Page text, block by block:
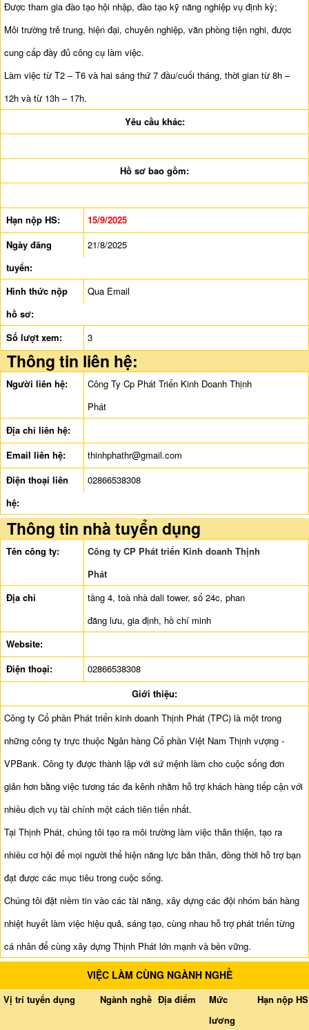
Được tham gia đào tạo hội nhập, đào tạo kỹ năng nghiệp vụ định kỳ;
Môi trường trẻ trung, hiện đại, chuyên nghiệp, văn phòng tiện nghi, được
cung cấp đầy đủ công cụ làm việc.
Làm việc từ T2 – T6 và hai sáng thứ 7 đầu/cuối tháng, thời gian từ 8h –
12h và từ 13h – 17h.
Yêu cầu khác:
Hồ sơ bao gồm:
Hạn nộp HS:
15/9/2025
Ngày đăng
tuyển:
21/8/2025
Hình thức nộp
hồ sơ:
Qua Email
Số lượt xem: 3
Thông tin liên hệ:
Người liên hệ:
Công Ty Cp Phát Triển Kinh Doanh Thịnh
Phát
Địa chỉ liên hệ:
Email liên hệ:
thinhphathr@gmail.com
Điện thoại liên
hệ:
02866538308
Thông tin nhà tuyển dụng
Tên công ty:
Công ty CP Phát triển Kinh doanh Thịnh
Phát
Địa chỉ
tầng 4, toà nhà dali tower, số 24c, phan
đăng lưu, gia định, hồ chí minh
Website:
Điện thoại:
02866538308
Giới thiệu:
Công ty Cổ phần Phát triển kinh doanh Thịnh Phát (TPC) là một trong
những công ty trực thuộc Ngân hàng Cổ phần Việt Nam Thịnh vượng -
VPBank. Công ty được thành lập với sứ mệnh làm cho cuộc sống đơn
giản hơn bằng việc tương tác đa kênh nhằm hỗ trợ khách hàng tiếp cận với
nhiều dịch vụ tài chính một cách tiên tiến nhất.
Tại Thịnh Phát, chúng tôi tạo ra môi trường làm việc thân thiện, tạo ra
nhiều cơ hội để mọi người thể hiện năng lực bản thân, đồng thời hỗ trợ bạn
đạt được các mục tiêu trong cuộc sống.
Chúng tôi đặt niềm tin vào các tài năng, xây dựng các đội nhóm bán hàng
nhiệt huyết làm việc hiệu quả, sáng tạo, cùng nhau hỗ trợ phát triển từng
cá nhân để cùng xây dựng Thịnh Phát lớn mạnh và bền vững.
VIỆC LÀM CÙNG NGÀNH NGHỀ
Vị trí tuyển dụng Ngành nghề Địa điểm
Mức
lương
Hạn nộp HS